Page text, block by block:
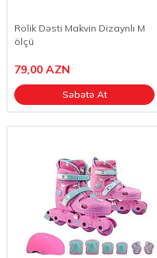
Rolik Dəsti Makvin Dizaynlı M
ölçü
79,00 AZN
Səbətə At